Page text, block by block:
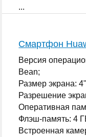
...
Смартфон
Версия
Bean;
Размер экрана:
Разрешение
Оперативная
Флэш-память: 4
Встроенная